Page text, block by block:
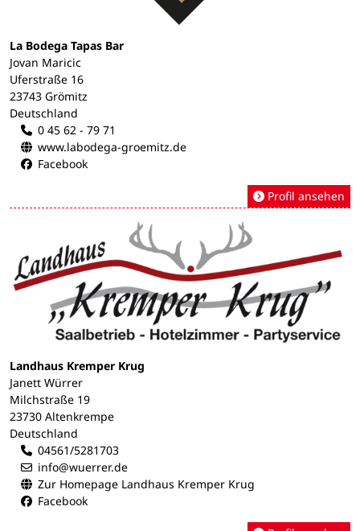
La Bodega Tapas Bar
Jovan Maricic
Uferstraße 16
23743 Grömitz
Deutschland
0 45 62 - 79 71
www.labodega-groemitz.de
Facebook
Profil ansehen
Landhaus Kremper Krug
Janett Würrer
Milchstraße 19
23730 Altenkrempe
Deutschland
04561/5281703
info@wuerrer.de
Zur Homepage Landhaus Kremper Krug
Facebook